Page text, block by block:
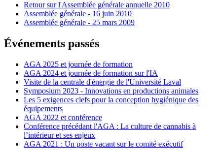
Retour sur l'Assemblée générale annuelle 2010
Assemblée générale - 16 juin 2010
Assemblée générale - 25 mars 2009
Événements passés
AGA 2025 et journée de formation
AGA 2024 et journée de formation sur l'IA
Visite de la centrale d'énergie de l'Université Laval
Symposium 2023 - Innovations en productions animales
Les 5 exigences clefs pour la conception hygiénique des
équipements
AGA 2022 et conférence
Conférence précédant l'AGA : La culture de cannabis à
l’intérieur et ses enjeux
AGA 2021 : Un poste vacant sur le comité exécutif